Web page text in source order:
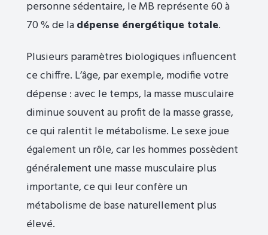
personne sédentaire, le MB représente 60 à
70 % de ladépense énergétique totale.
Plusieurs paramètres biologiques influencent
ce chiffre. L’âge, par exemple, modifie votre
dépense : avec le temps, la masse musculaire
diminue souvent au profit de la masse grasse,
ce qui ralentit le métabolisme. Le sexe joue
également un rôle, car les hommes possèdent
généralement une masse musculaire plus
importante, ce qui leur confère un
métabolisme de base naturellement plus
élevé.